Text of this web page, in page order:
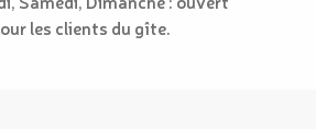
les clients du gîte.